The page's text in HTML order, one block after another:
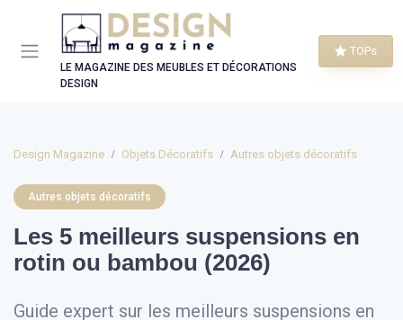
LE MAGAZINE DES MEUBLES ET DÉCORATIONS
DESIGN
TOPs
Design Magazine Objets Décoratifs Autres objets décoratifs
Autres objets décoratifs
Les 5 meilleurs suspensions en
rotin ou bambou (2026)
Guide expert sur les meilleurs suspensions en
Panneau de gestion des cookies